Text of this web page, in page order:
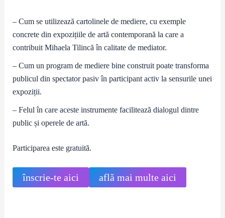
– Cum se utilizează cartolinele de mediere, cu exemple
concrete din expozițiile de artă contemporană la care a
contribuit Mihaela Tilincă în calitate de mediator.
– Cum un program de mediere bine construit poate transforma
publicul din spectator pasiv în participant activ la sensurile unei
expoziții.
– Felul în care aceste instrumente facilitează dialogul dintre
public și operele de artă.
Participarea este gratuită.
înscrie-te aici află mai multe aici